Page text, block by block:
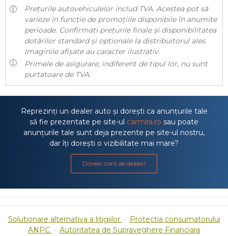
Prețurile autovehiculelor includ TVA. Acestea pot să
varieze în funcție de promoțiile disponibile în anumite
perioade. Confirmați prețurile finale și disponibilitatea
dotărilor standard și opționale la distribuitorul ales.
Imaginile afișate au caracter ilustrativ.
Primele de asigurare, indiferent de tipul lor, nu sunt
purtatoare de TVA.
Reprezinți un dealer auto și dorești ca anunțurile tale
să fie prezentate pe site-ul carmira.ro sau poate
anunțurile tale sunt deja prezente pe site-ul nostru,
dar îți dorești o vizibilitate mai mare?
Doresc cont de dealer!
Solutionare alternativa a litigiilor · Protectia consumatorului
ANPC · Autoritatea de Supraveghere Financiara